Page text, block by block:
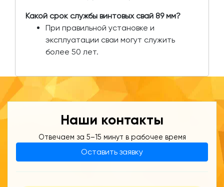
Какой срок службы винтовых свай 89 мм?
При правильной установке и
эксплуатации сваи могут служить
более 50 лет.
Наши контакты
Отвечаем за 5–15 минут в рабочее время
Оставить заявку